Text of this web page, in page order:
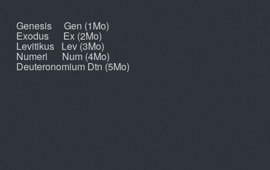
Genesis Gen (1Mo)
Exodus Ex (2Mo)
Levitikus Lev (3Mo)
Numeri Num (4Mo)
Deuteronomium Dtn (5Mo)